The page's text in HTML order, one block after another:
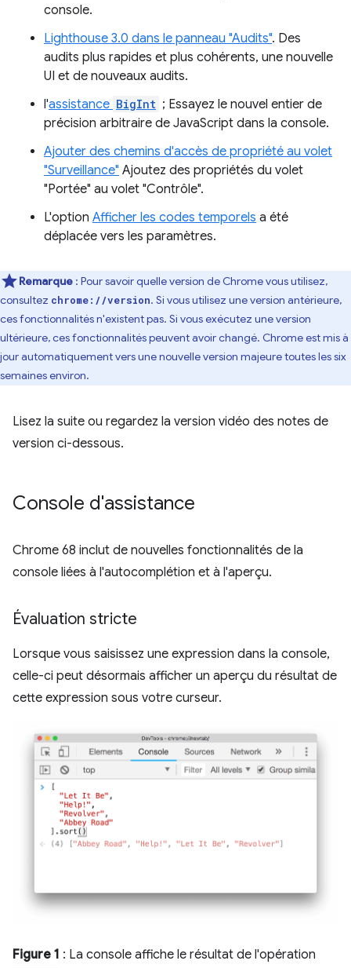
console.
Lighthouse 3.0 dans le panneau "Audits". Des
audits plus rapides et plus cohérents, une nouvelle
UI et de nouveaux audits.
l'assistance BigInt ; Essayez le nouvel entier de
précision arbitraire de JavaScript dans la console.
Ajouter des chemins d'accès de propriété au volet
"Surveillance" Ajoutez des propriétés du volet
"Portée" au volet "Contrôle".
L'option Afficher les codes temporels a été
déplacée vers les paramètres.
Remarque : Pour savoir quelle version de Chrome vous utilisez,
consultez chrome://version. Si vous utilisez une version antérieure,
ces fonctionnalités n'existent pas. Si vous exécutez une version
ultérieure, ces fonctionnalités peuvent avoir changé. Chrome est mis à
jour automatiquement vers une nouvelle version majeure toutes les six
semaines environ.
Lisez la suite ou regardez la version vidéo des notes de
version ci-dessous.
Console d'assistance
Chrome 68 inclut de nouvelles fonctionnalités de la
console liées à l'autocomplétion et à l'aperçu.
Évaluation stricte
Lorsque vous saisissez une expression dans la console,
celle-ci peut désormais afficher un aperçu du résultat de
cette expression sous votre curseur.
Figure 1 : La console affiche le résultat de l'opération